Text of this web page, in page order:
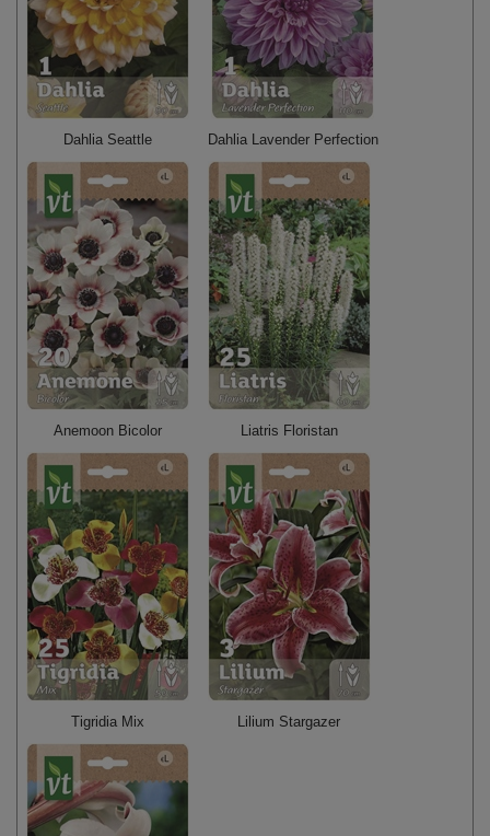
Dahlia Seattle Dahlia Lavender Perfection
Anemoon Bicolor Liatris Floristan
Tigridia Mix Lilium Stargazer